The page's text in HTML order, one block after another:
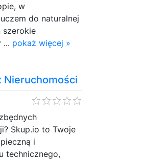
w
do naturalnej
szerokie
... pokaż więcej »
Nieruchomości
Skup.io to Twoje
i
technicznego,